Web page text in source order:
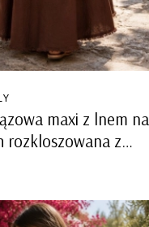
maxi z lnem na
rozkloszowana z